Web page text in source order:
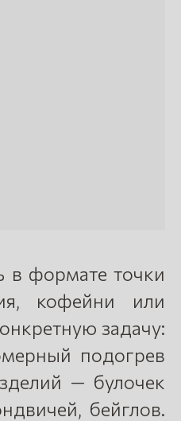
в формате точки
кофейни или
задачу:
подогрев
— булочек
бейглов.